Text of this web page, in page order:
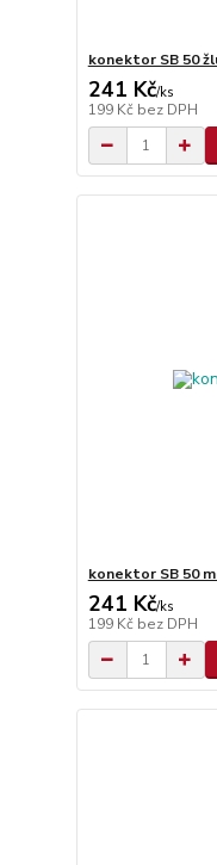
konektor SB 50
241 Kč/ks
199 Kč bez DPH
konektor SB 50
241 Kč/ks
199 Kč bez DPH